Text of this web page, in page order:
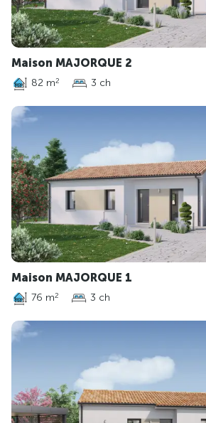
Maison MAJORQUE 2
82 m2 3 ch
Maison MAJORQUE 1
76 m2 3 ch